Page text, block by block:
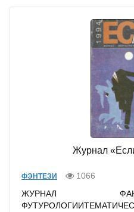
Журнал
ФЭНТЕЗИ
1066
ЖУРНАЛ